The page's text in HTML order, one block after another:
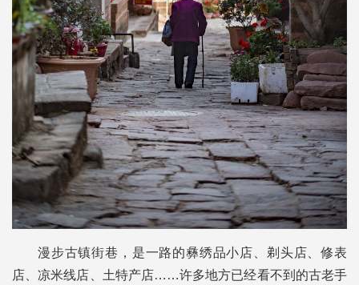
漫步古镇街巷，是一路的彝绣品小店、剃头店、修表
店、凉米线店、土特产店……许多地方已经看不到的古老手